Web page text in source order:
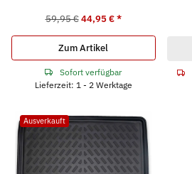
59,95 € 44,95 €*
Zum Artikel
Sofort verfügbar
Lieferzeit: 1 - 2 Werktage
Ausverkauft